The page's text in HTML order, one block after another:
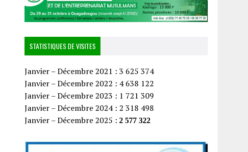
STATISTIQUES DE VISITES
Janvier – Décembre 2021 : 3 625 374
Janvier – Décembre 2022 : 4 638 122
Janvier – Décembre 2023 : 1 721 309
Janvier – Décembre 2024 : 2 318 498
Janvier – Décembre 2025 :2 577 322